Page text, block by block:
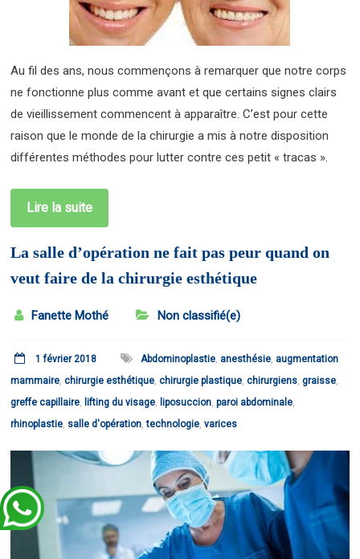
Au fil des ans, nous commençons à remarquer que notre corps
ne fonctionne plus comme avant et que certains signes clairs
de vieillissement commencent à apparaître. C’est pour cette
raison que le monde de la chirurgie a mis à notre disposition
différentes méthodes pour lutter contre ces petit « tracas ».
Lire la suite
La salle d’opération ne fait pas peur quand on
veut faire de la chirurgie esthétique
Fanette Mothé Non classifié(e)
1 février 2018 Abdominoplastie, anesthésie, augmentation
mammaire,chirurgie esthétique,chirurgie plastique,chirurgiens,graisse,
greffe capillaire, lifting du visage, liposuccion,paroi abdominale,
rhinoplastie, salle d'opération,technologie,varices